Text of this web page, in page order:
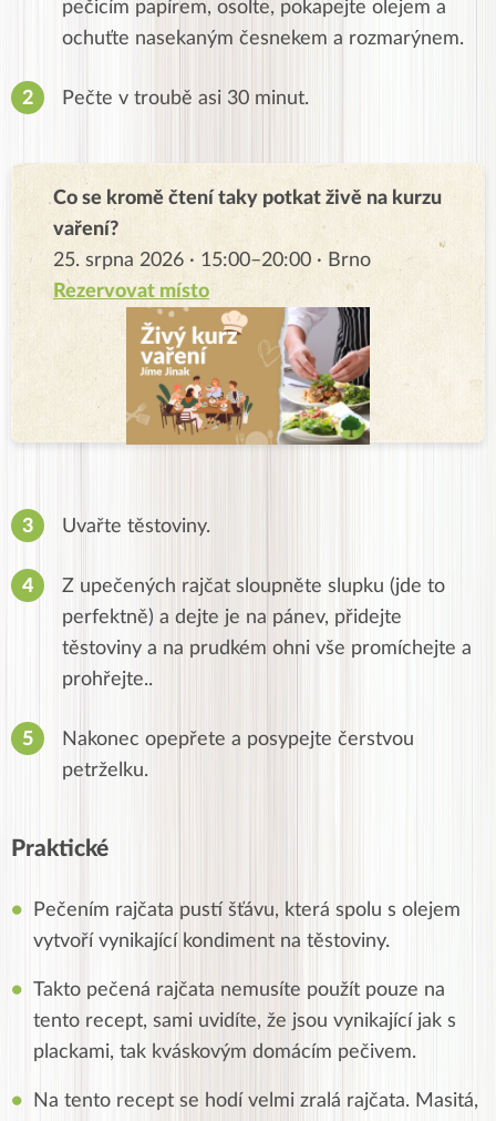
pečicím papírem, osolte, pokapejte olejem a
ochuťte nasekaným česnekem a rozmarýnem.
Pečte v troubě asi 30 minut.
Co se kromě čtení taky potkat živě na kurzu
vaření?
25. srpna 2026 · 15:00–20:00 · Brno
Rezervovat místo
Uvařte těstoviny.
Z upečených rajčat sloupněte slupku (jde to
perfektně) a dejte je na pánev, přidejte
těstoviny a na prudkém ohni vše promíchejte a
prohřejte..
Nakonec opepřete a posypejte čerstvou
petrželku.
Praktické
Pečením rajčata pustí šťávu, která spolu s olejem
vytvoří vynikající kondiment na těstoviny.
Takto pečená rajčata nemusíte použít pouze na
tento recept, sami uvidíte, že jsou vynikající jak s
plackami, tak kváskovým domácím pečivem.
Na tento recept se hodí velmi zralá rajčata. Masitá,